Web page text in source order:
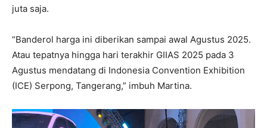
juta saja.
“Banderol harga ini diberikan sampai awal Agustus 2025.
Atau tepatnya hingga hari terakhir GIIAS 2025 pada 3
Agustus mendatang di Indonesia Convention Exhibition
(ICE) Serpong, Tangerang,” imbuh Martina.